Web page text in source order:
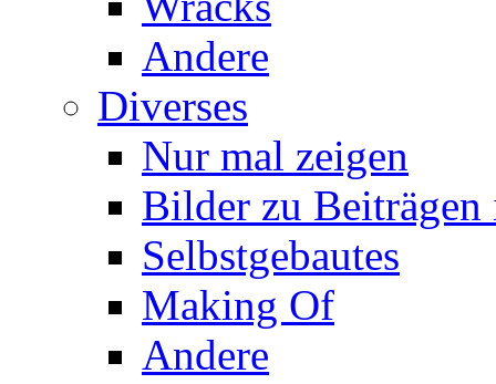
Andere
Diverses
Nur mal zeigen
Bilder zu
Selbstgebautes
Making Of
Andere